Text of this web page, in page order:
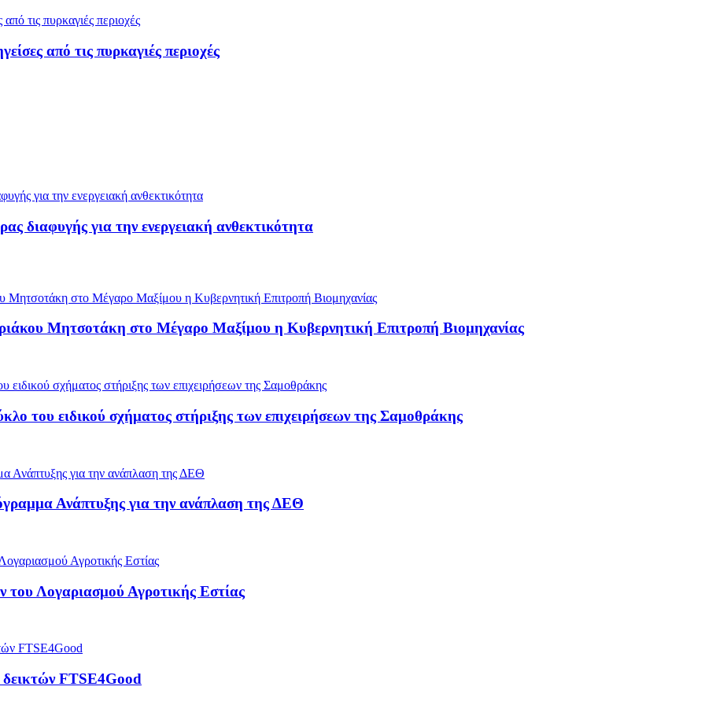
από τις πυρκαγιές περιοχές
διαφυγής για την ενεργειακή ανθεκτικότητα
Μητσοτάκη στο Μέγαρο Μαξίμου η Κυβερνητική Επιτροπή Βιομηχανίας
του ειδικού σχήματος στήριξης των επιχειρήσεων της Σαμοθράκης
Ανάπτυξης για την ανάπλαση της ΔΕΘ
Λογαριασμού Αγροτικής Εστίας
δεικτών FTSE4Good